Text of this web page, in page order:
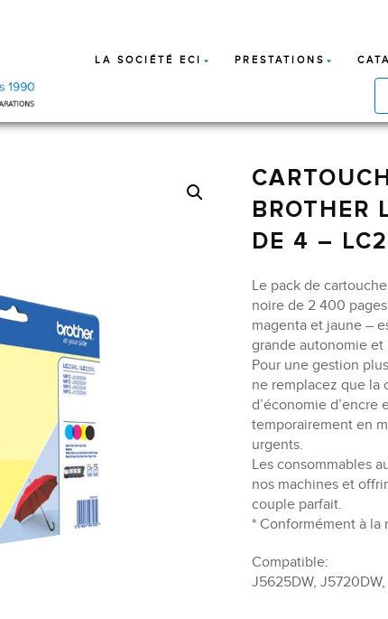
LA SOCIÉTÉ ECI PRESTATIONS
BROTHER
DE 4 –
Le pack de
noire de 2 400
magenta et jaune –
grande autonomie
Pour une gestion
ne remplacez que la
d’économie
temporairement en
urgents.
Les consommables
nos machines et
couple parfait.
* Conformément à la
Compatible:
J5625DW,